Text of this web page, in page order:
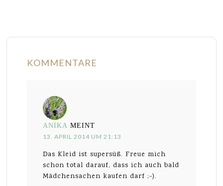
KOMMENTARE
ANIKA MEINT
13. APRIL 2014 UM 21:13
Das Kleid ist supersüß. Freue mich
schon total darauf, dass ich auch bald
Mädchensachen kaufen darf ;-).